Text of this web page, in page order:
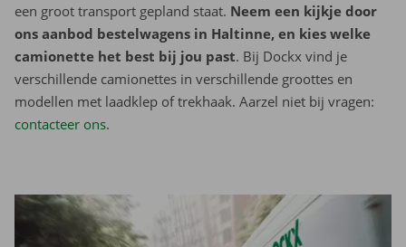
een groot transport gepland staat. Neem een kijkje door
ons aanbod bestelwagens in Haltinne, en kies welke
camionette het best bij jou past. Bij Dockx vind je
verschillende camionettes in verschillende groottes en
modellen met laadklep of trekhaak. Aarzel niet bij vragen:
contacteer ons.